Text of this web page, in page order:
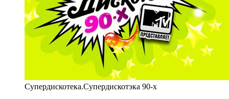
Супердискотека.Супердискотэка 90-х